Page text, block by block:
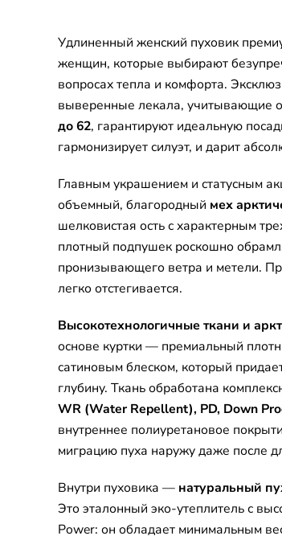
Удлиненный женский пуховик
женщин, которые выбирают
вопросах тепла и комфорта.
выверенные лекала, учитывающие
до 62, гарантируют идеальную
гармонизирует силуэт, и дарит
Главным украшением и статусным
объемный, благородный мех
шелковистая ость с характерным
плотный подпушек роскошно
пронизывающего ветра и метели.
легко отстегивается.
Высокотехнологичные ткани и
основе куртки — премиальный
сатиновым блеском, который
глубину. Ткань обработана
WR (Water Repellent), PD, Down
внутреннее полиуретановое
миграцию пуха наружу даже после
Внутри пуховика — натуральный
Это эталонный эко-утеплитель с
Power: он обладает минимальным